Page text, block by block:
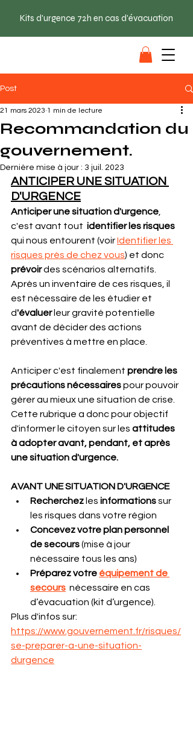
Kits d'urgence 72h en cas d'évacuation
Post
Recommandation du
gouvernement.
21 mars 2023 1 min de lecture
Dernière mise à jour : 3 juil. 2023
ANTICIPER UNE SITUATION
D'URGENCE
Anticiper une situation d'urgence
c'est avant tout identifier les risques
qui nous entourent (voir Identifier les
risques près de chez vous) et donc
prévoir des scénarios alternatifs.
Après un inventaire de ces risques, il
est nécessaire de les étudier et
d'évaluer leur gravité potentielle
avant de décider des actions
préventives à mettre en place.
Anticiper c'est finalement prendre les
précautions nécessaires pour pouvoir
gérer au mieux une situation de crise.
Cette rubrique a donc pour objectif
d'informer le citoyen sur les attitudes
à adopter avant, pendant, et après
une situation d'urgence.
AVANT UNE SITUATION D'URGENCE
Recherchez les informations sur
les risques dans votre région
Concevez votre plan personnel
de secours (mise à jour
nécessaire tous les ans)
Préparez votre équipement de
secours
  nécessaire en cas
d’évacuation (kit d’urgence).
Plus d'infos sur:
https://www.gouvernement.fr/risques/
se-preparer-a-une-situation-
durgence